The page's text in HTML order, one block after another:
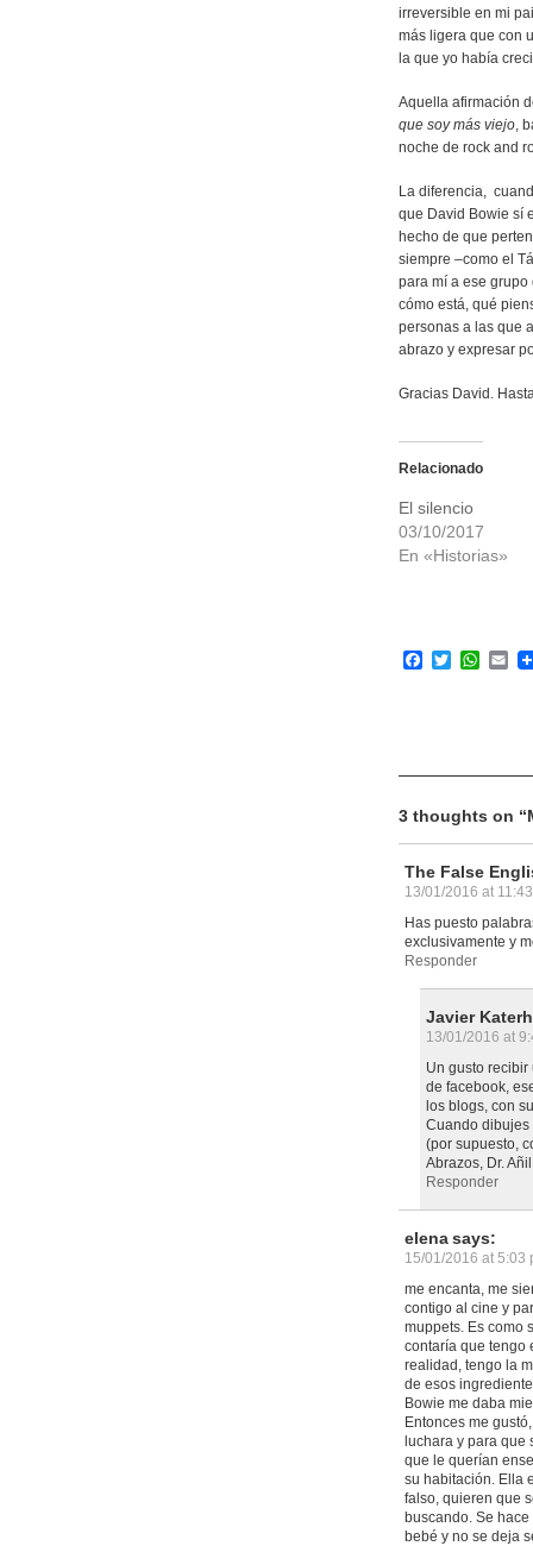
irreversible en mi
más ligera que con
la que yo había
Aquella afirmación
que soy más viejo,
noche de rock and
La diferencia,
que David Bowie sí
hecho de que
siempre –como el
para mí a ese
cómo está, qué
personas a las que
abrazo y expresar
Gracias David.
Relacionado
El silencio
03/10/2017
En «Historias»
Facebook
Twitter
3 thoughts on “
The False
13/01/2016 at
Has puesto
exclusivamente y
Responder
Javier
13/01/2016 at
Un gusto
de facebook,
los blogs, con
Cuando dibujes
(por supuesto,
Abrazos, Dr. Añil
Responder
elenasays:
15/01/2016 at 5:03
me encanta, me
contigo al cine y
muppets. Es como
contaría que tengo
realidad, tengo la
de esos
Bowie me daba
Entonces me
luchara y para
que le querían
su habitación. Ella
falso, quieren que
buscando. Se
bebé y no se deja